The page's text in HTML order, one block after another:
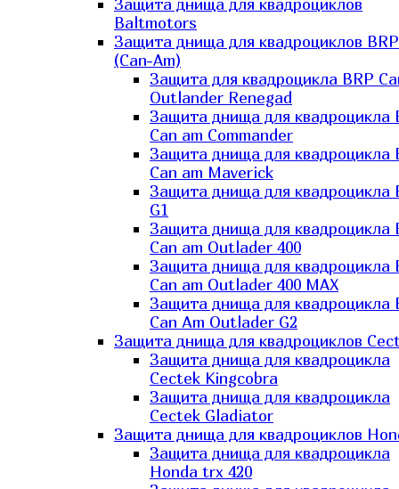
Защита днища для квадроциклов
Baltmotors
Защита днища для квадроциклов BRP
(Can-Am)
Защита для квадроцикла BRP
Outlander Renegad
Защита днища для квадроцикла
Can am Commander
Защита днища для квадроцикла
Can am Maverick
Защита днища для квадроцикла
G1
Защита днища для квадроцикла
Can am Outlader 400
Защита днища для квадроцикла
Can am Outlader 400 MAX
Защита днища для квадроцикла
Can Аm Outlader G2
Защита днища для квадроциклов
Защита днища для квадроцикла
Cectek Kingcobra
Защита днища для квадроцикла
Cectek Gladiator
Защита днища для квадроциклов
Защита днища для квадроцикла
Honda trx 420